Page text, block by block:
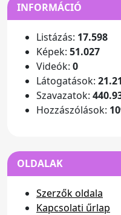
INFORMÁCIÓ
Listázás: 17.598
Képek: 51.027
Videók: 0
Látogatások:
Szavazatok:
Hozzászólások:
OLDALAK
Szerzők oldala
Kapcsolati űrlap